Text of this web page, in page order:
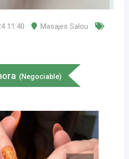
11:40
Masajes Salou
(Negociable)